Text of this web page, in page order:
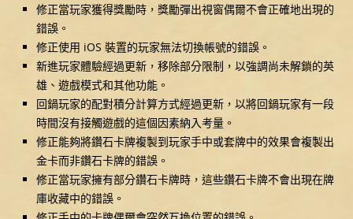
修正當玩家獲得獎勵時，獎勵彈出視窗偶爾不會正確地出現的
錯誤。
修正使用 iOS 裝置的玩家無法切換帳號的錯誤。
新進玩家體驗經過更新，移除部分限制，以強調尚未解鎖的英
雄、遊戲模式和其他功能。
回鍋玩家的配對積分計算方式經過更新，以將回鍋玩家有一段
時間沒有接觸遊戲的這個因素納入考量。
修正能夠將鑽石卡牌複製到玩家手中或套牌中的效果會複製出
金卡而非鑽石卡牌的錯誤。
修正當玩家擁有部分鑽石卡牌時，這些鑽石卡牌不會出現在牌
庫收藏中的錯誤。